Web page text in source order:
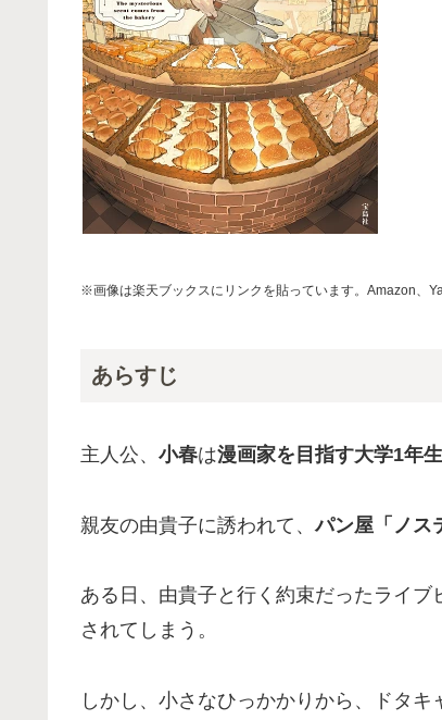
※画像は楽天ブックスにリンクを貼っています。Amazon、
あらすじ
主人公、 小春は漫画家を目指す大学1年生
親友の由貴子に誘われて、パン屋「ノス
ある日、由貴子と行く約束だったライ
されてしまう。
しかし、小さなひっかかりから、ドタキ